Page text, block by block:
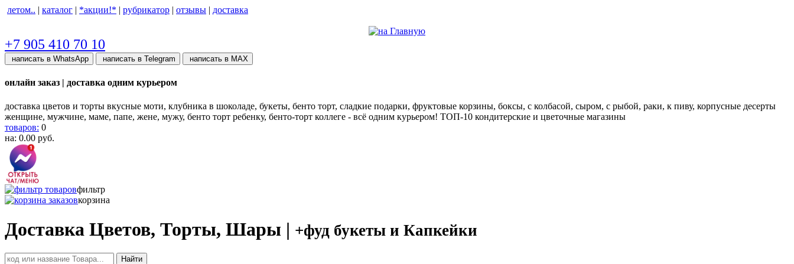
летом.. | каталог | *акции!* | рубрикатор | отзывы | доставка
+7 905 410 70 10
написать в WhatsApp написать в Telegram написать в МАХ
онлайн заказ | доставка одним курьером
доставка цветов и торты вкусные моти, клубника в шоколаде, букеты, бенто торт, сладкие подарки, фруктовые корзины, боксы, с колбасой, сыром, с рыбой, раки, к пиву, корпусные десерты
женщине, мужчине, маме, папе, жене, мужу, бенто торт ребенку, бенто-торт коллеге - всё одним курьером! ТОП-10 кондитерские и цветочные магазины
товаров: 0
на: 0.00 руб.
фильтр
корзина
Доставка Цветов, Торты, Шары | +фуд букеты и Капкейки
Найти